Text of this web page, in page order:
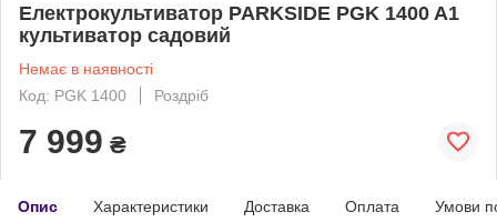
Електрокультиватор PARKSIDE PGK 1400 A1
культиватор садовий
Немає в наявності
Код: PGK 1400
Роздріб
7 999 ₴
Опис Характеристики Доставка Оплата Умови